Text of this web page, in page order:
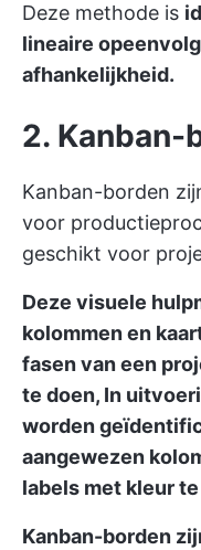
Deze methode is
lineaire
afhankelijkheid.
2. Kanban-
Kanban-borden
voor
geschikt voor
Deze visuele
kolommen en
fasen van een
te doen, In
worden
aangewezen
labels met kleur
Kanban-borden